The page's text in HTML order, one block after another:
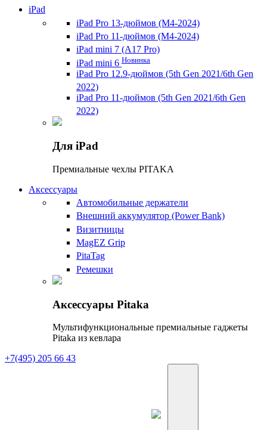
iPad
iPad Pro 13-дюймов (M4-2024)
iPad Pro 11-дюймов (M4-2024)
iPad mini 7 (A17 Pro)
iPad mini 6 Новинка
iPad Pro 12.9-дюймов (5th Gen 2021/6th Gen
2022)
iPad Pro 11-дюймов (5th Gen 2021/6th Gen
2022)
Для iPad
Премиальные чехлы PITAKA
Аксессуары
Автомобильные держатели
Внешний аккумулятор (Power Bank)
Визитницы
MagEZ Grip
PitaTag
Ремешки
Аксессуары Pitaka
Мультифункциональные премиальные гаджеты
Pitaka из кевлара
+7(495) 205 66 43